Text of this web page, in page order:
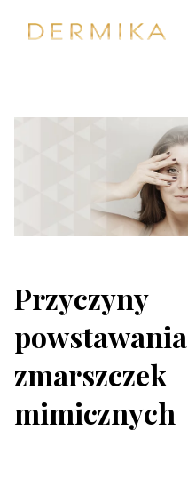
Przyczyny
powstawania
zmarszczek
mimicznych